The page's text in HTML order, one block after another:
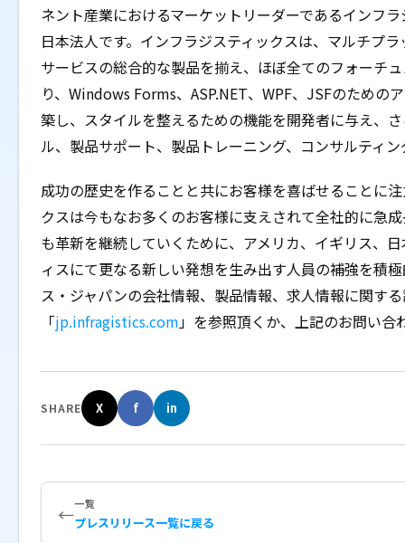
ネント産業におけるマーケットリーダーであるインフ
日本法人です。インフラジスティックスは、マルチプ
サービスの総合的な製品を揃え、ほぼ全てのフォーチ
り、Windows Forms、ASP.NET、WPF、JSFのための
築し、スタイルを整えるための機能を開発者に与え、
ル、製品サポート、製品トレーニング、コンサルティ
成功の歴史を作ることと共にお客様を喜ばせることに
クスは今もなお多くのお客様に支えされて全社的に急
も革新を継続していくために、アメリカ、イギリス、
ィスにて更なる新しい発想を生み出す人員の補強を積
ス・ジャパンの会社情報、製品情報、求人情報に関す
「jp.infragistics.com」を参照頂くか、上記のお問い合
SHARE X f in
←一覧
プレスリリース一覧に戻る